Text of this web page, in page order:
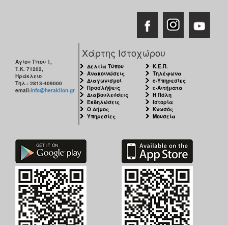
Αγίου Τίτου 1,
Τ.Κ. 71202,
Ηράκλειο
Τηλ.: 2813-409000
email:info@heraklion.gr
Χάρτης Ιστοχώρου
Δελτία Τύπου
Ανακοινώσεις
Διαγωνισμοί
Προσλήψεις
Διαβουλεύσεις
Εκδηλώσεις
Ο Δήμος
Υπηρεσίες
Κ.Ε.Π.
Τηλέφωνα
e-Υπηρεσίες
e-Αιτήματα
Η Πόλη
Ιστορία
Κνωσός
Μουσεία